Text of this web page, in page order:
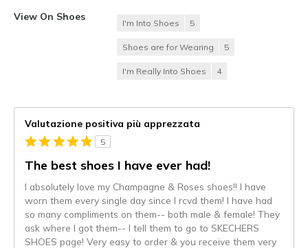
View On Shoes
I'm Into Shoes 5
Shoes are for Wearing 5
I'm Really Into Shoes 4
Valutazione positiva più apprezzata
5
The best shoes I have ever had!
I absolutely love my Champagne & Roses shoes!! I have
worn them every single day since I rcvd them! I have had
so many compliments on them-- both male & female! They
ask where I got them-- I tell them to go to SKECHERS
SHOES page! Very easy to order & you receive them very